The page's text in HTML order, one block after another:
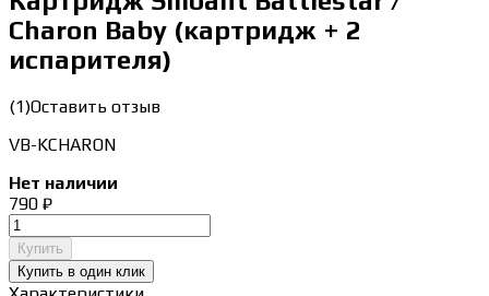
Charon Baby (картридж + 2
испарителя)
(1)Оставить отзыв
VB-KCHARON
Нет наличии
790 ₽
Купить
Купить в один клик